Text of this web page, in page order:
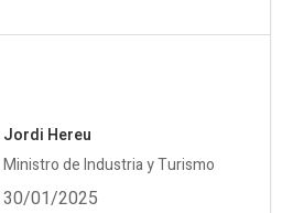
Jordi Hereu
Ministro de Industria y Turismo
30/01/2025